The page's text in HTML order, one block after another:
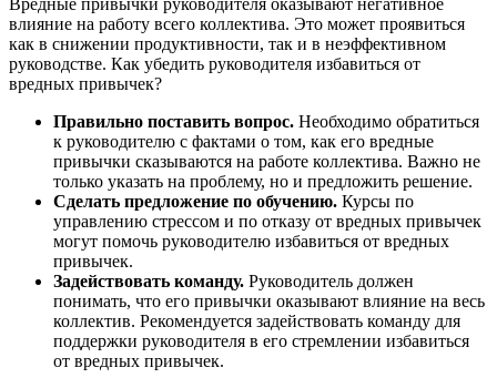
Вредные привычки руководителя оказывают негативное
влияние на работу всего коллектива. Это может проявиться
как в снижении продуктивности, так и в неэффективном
руководстве. Как убедить руководителя избавиться от
вредных привычек?
Правильно поставить вопрос. Необходимо обратиться
к руководителю с фактами о том, как его вредные
привычки сказываются на работе коллектива. Важно не
только указать на проблему, но и предложить решение.
Сделать предложение по обучению. Курсы по
управлению стрессом и по отказу от вредных привычек
могут помочь руководителю избавиться от вредных
привычек.
Задействовать команду. Руководитель должен
понимать, что его привычки оказывают влияние на весь
коллектив. Рекомендуется задействовать команду для
поддержки руководителя в его стремлении избавиться
от вредных привычек.